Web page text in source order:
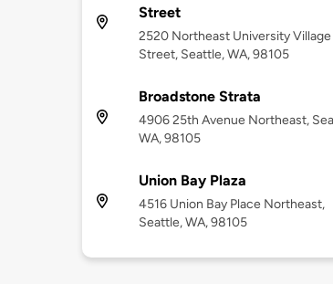
Street
2520 Northeast University Village
Street, Seattle, WA, 98105
Broadstone Strata
4906 25th Avenue Northeast,
WA, 98105
Union Bay Plaza
4516 Union Bay Place Northeast,
Seattle, WA, 98105